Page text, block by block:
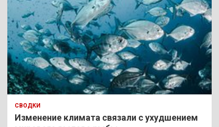
СВОДКИ
Изменение климата связали с ухудшением